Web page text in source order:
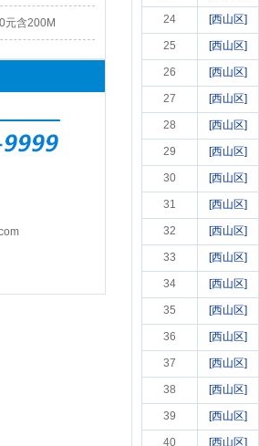
元含200M 24 [西山区]
25 [西山区]
26 [西山区]
27 [西山区]
28 [西山区]
29 [西山区]
30 [西山区]
31 [西山区]
32 [西山区]
33 [西山区]
34 [西山区]
35 [西山区]
36 [西山区]
37 [西山区]
38 [西山区]
39 [西山区]
40 [西山区]